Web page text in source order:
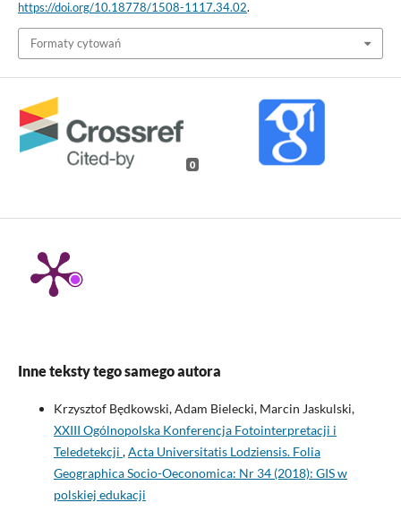
https://doi.org/10.18778/1508-1117.34.02.
Formaty cytowań
0
Inne teksty tego samego autora
Krzysztof Będkowski, Adam Bielecki, Marcin Jaskulski,
XXIII Ogólnopolska Konferencja Fotointerpretacji i
Teledetekcji ,Acta Universitatis Lodziensis. Folia
Geographica Socio-Oeconomica: Nr 34 (2018): GIS w
polskiej edukacji